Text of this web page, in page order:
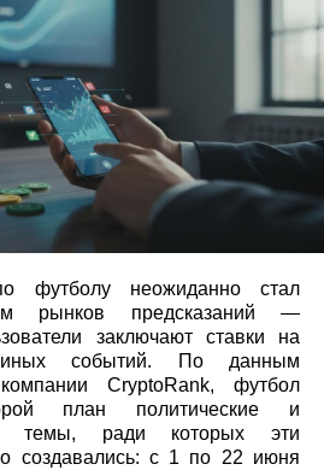
футболу неожиданно стал
рынков предсказаний —
заключают ставки на
событий. По данным
компании CryptoRank, футбол
план политические и
темы, ради которых эти
создавались: с 1 по 22 июня